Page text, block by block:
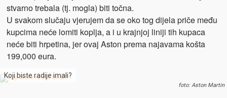
stvarno trebala (tj. mogla) biti točna.
U svakom slučaju vjerujem da se oko tog dijela priče među
kupcima neće lomiti koplja, a i u krajnjoj liniji tih kupaca
neće biti hrpetina, jer ovaj Aston prema najavama košta
199,000 eura.
Koji biste radije imali?
foto: Aston Martin